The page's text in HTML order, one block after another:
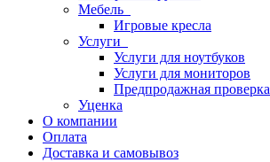
Мебель
Игровые кресла
Услуги
Услуги для ноутбуков
Услуги для мониторов
Предпродажная проверка
Уценка
О компании
Оплата
Доставка и самовывоз